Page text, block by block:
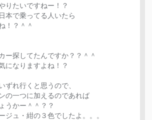
りたいですねー！？
本で乗ってる人いたら
！？＾＾
ー探してたんですか？？＾＾
になりますよね！？
ずれ行くと思うので、
の一つに加えるのであれば
うかー＾＾？？
ジュ・紺の３色でしたよ。。。